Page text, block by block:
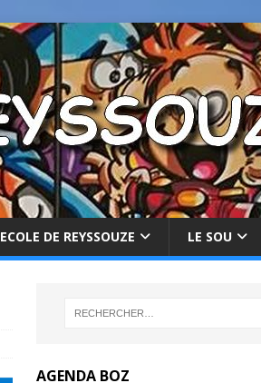
ECOLE DE REYSSOUZE LE SOU
AGENDA BOZ